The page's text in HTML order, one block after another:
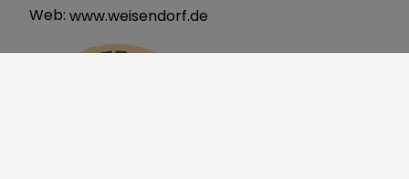
Web: www.weisendorf.de